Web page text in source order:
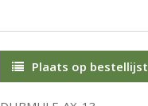
Plaats op bestellijst